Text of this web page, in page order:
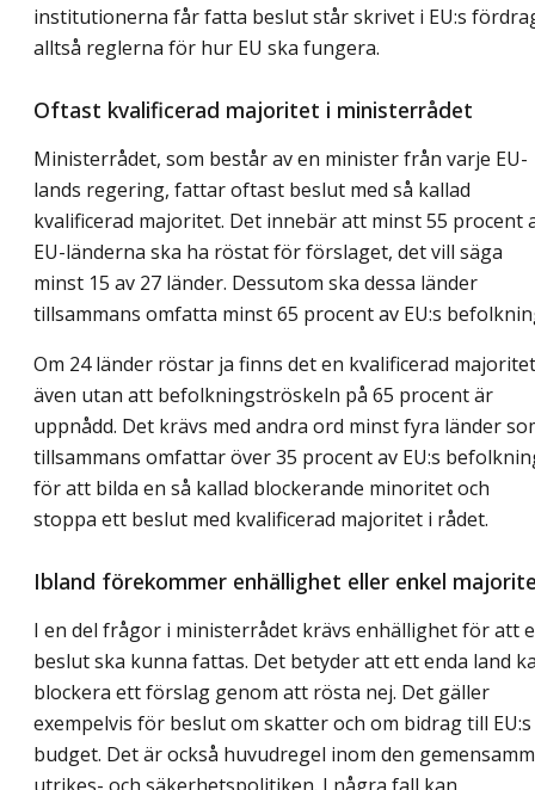
institutionerna får fatta beslut står skrivet i EU:s
alltså reglerna för hur EU ska fungera.
Oftast kvalificerad majoritet i ministerrådet
Ministerrådet, som består av en minister från varje EU-
lands regering, fattar oftast beslut med så kallad
kvalificerad majoritet. Det innebär att minst 55 procent
EU-länderna ska ha röstat för förslaget, det vill säga
minst 15 av 27 länder. Dessutom ska dessa länder
tillsammans omfatta minst 65 procent av EU:s
Om 24 länder röstar ja finns det en kvalificerad majoritet
även utan att befolkningströskeln på 65 procent är
uppnådd. Det krävs med andra ord minst fyra länder
tillsammans omfattar över 35 procent av EU:s
för att bilda en så kallad blockerande minoritet och
stoppa ett beslut med kvalificerad majoritet i rådet.
Ibland förekommer enhällighet eller enkel
I en del frågor i ministerrådet krävs enhällighet för att
beslut ska kunna fattas. Det betyder att ett enda land
blockera ett förslag genom att rösta nej. Det gäller
exempelvis för beslut om skatter och om bidrag till EU:s
budget. Det är också huvudregel inom den